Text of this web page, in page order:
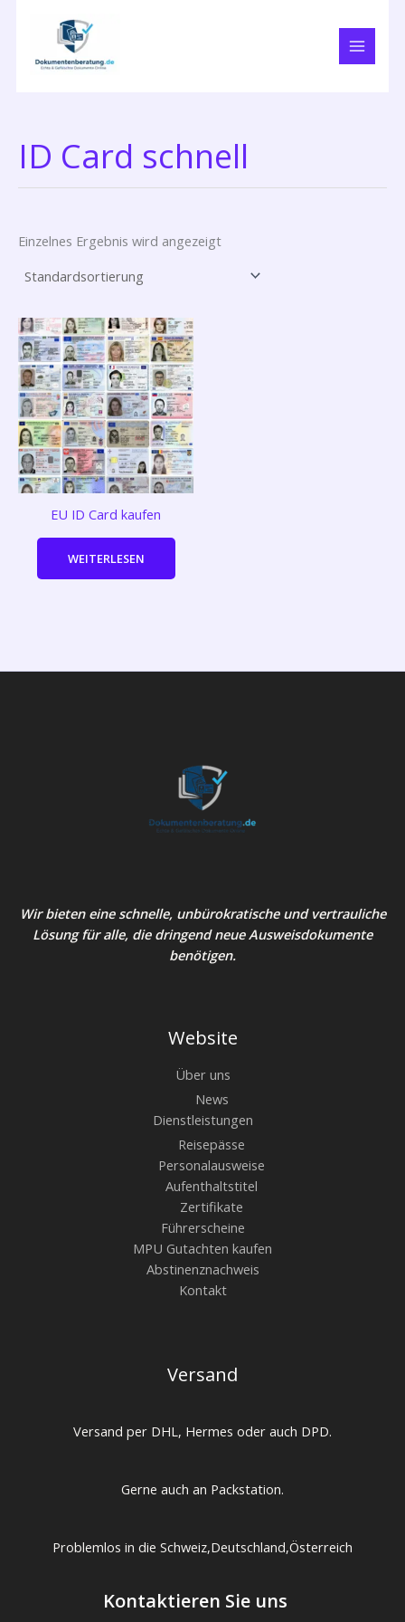
ID Card schnell
Einzelnes Ergebnis wird angezeigt
EU ID Card kaufen
WEITERLESEN
Wir bieten eine schnelle, unbürokratische und vertrauliche
Lösung für alle, die dringend neue Ausweisdokumente
benötigen.
Website
Über uns
News
Dienstleistungen
Reisepässe
Personalausweise
Aufenthaltstitel
Zertifikate
Führerscheine
MPU Gutachten kaufen
Abstinenznachweis
Kontakt
Versand
Versand per DHL, Hermes oder auch DPD.
Gerne auch an Packstation.
Problemlos in die Schweiz,Deutschland,Österreich
Kontaktieren Sie uns